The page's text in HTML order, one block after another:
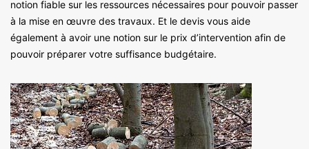
notion fiable sur les ressources nécessaires pour pouvoir passer
à la mise en œuvre des travaux. Et le devis vous aide
également à avoir une notion sur le prix d’intervention afin de
pouvoir préparer votre suffisance budgétaire.